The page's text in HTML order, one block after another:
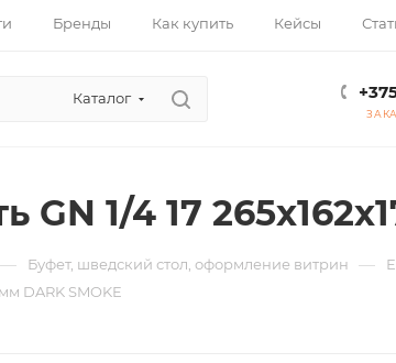
Бренды Как купить Кейсы
Каталог
GN 1/4 17
— Буфет, шведский стол, оформление витрин —
DARK SMOKE